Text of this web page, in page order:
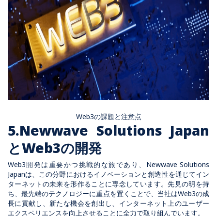
Web3の課題と注意点
5.Newwave Solutions Japan
とWeb3の開発
Web3開発は重要かつ挑戦的な旅であり、Newwave Solutions
Japanは、この分野におけるイノベーションと創造性を通じてイン
ターネットの未来を形作ることに専念しています。先見の明を持
ち、最先端のテクノロジーに重点を置くことで、当社はWeb3の成
長に貢献し、新たな機会を創出し、インターネット上のユーザー
エクスペリエンスを向上させることに全力で取り組んでいます。